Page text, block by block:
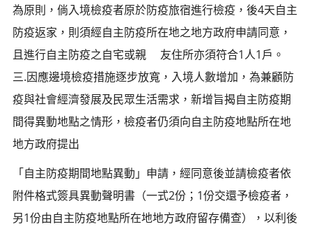
為原則，倘入境檢疫者原於防疫旅宿進行檢疫，後4天自主
防疫返家，則須經自主防疫所在地之地方政府申請同意，
且進行自主防疫之自宅或親 友住所亦須符合1人1戶。
三.因應邊境檢疫措施逐步放寬，入境人數增加，為兼顧防
疫與社會經濟發展及民眾生活需求，新增旨揭自主防疫期
間得異動地點之情形，檢疫者仍須向自主防疫地點所在地
地方政府提出
「自主防疫期間地點異動」申請，經同意後並請檢疫者依
附件格式簽具異動聲明書（一式2份；1份交還予檢疫者，
另1份由自主防疫地點所在地地方政府留存備查），以利後